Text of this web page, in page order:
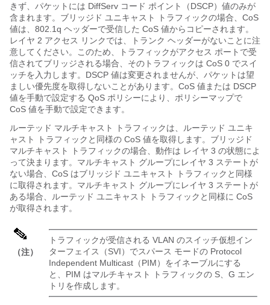
きず、パケットには DiffServ コード ポイント（DSCP）値のみが
含まれます。ブリッジド ユニキャスト トラフィックの場合、CoS
値は、802.1q ヘッダーで受信した CoS 値からコピーされます。
レイヤ 2 アクセス リンクでは、トランク ヘッダーがないことに注
意してください。このため、トラフィックがアクセス ポートで受
信されてブリッジされる場合、そのトラフィックは CoS 0 でスイ
ッチを入力します。DSCP 値は変更されませんが、パケットは望
ましい優先度を取得しないことがあります。CoS 値または DSCP
値を手動で設定する QoS ポリシーにより、ポリシーマップで
CoS 値を手動で設定できます。
ルーテッド マルチキャスト トラフィックは、ルーテッド ユニキ
ャスト トラフィックと同様の CoS 値を取得します。ブリッジド
マルチキャスト トラフィックの場合、動作は レイヤ 3 の状態によ
って決まります。マルチキャスト グループにレイヤ 3 ステートが
ない場合、CoS はブリッジド ユニキャスト トラフィックと同様
に取得されます。マルチキャスト グループにレイヤ 3 ステートが
ある場合、ルーテッド ユニキャスト トラフィックと同様に CoS
が取得されます。
（注）
トラフィックが受信される VLAN のスイッチ仮想イン
ターフェイス（SVI）でスパース モードの Protocol
Independent Multicast（PIM）をイネーブルにする
と、PIM はマルチキャスト トラフィックの S、G エン
トリを作成します。